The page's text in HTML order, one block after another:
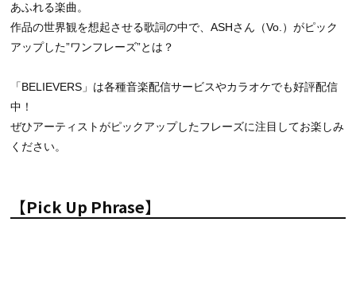
あふれる楽曲。
作品の世界観を想起させる歌詞の中で、ASHさん（Vo.）がピック
アップした”ワンフレーズ”とは？
「BELIEVERS」は各種音楽配信サービスやカラオケでも好評配信
中！
ぜひアーティストがピックアップしたフレーズに注目してお楽しみ
ください。
【Pick Up Phrase】